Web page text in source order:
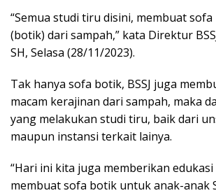
“Semua studi tiru disini, membuat
(botik) dari sampah,” kata Direktur
SH, Selasa (28/11/2023).
Tak hanya sofa botik, BSSJ juga
macam kerajinan dari sampah, maka
yang melakukan studi tiru, baik dari
maupun instansi terkait lainya.
“Hari ini kita juga memberikan
membuat sofa botik untuk anak-anak